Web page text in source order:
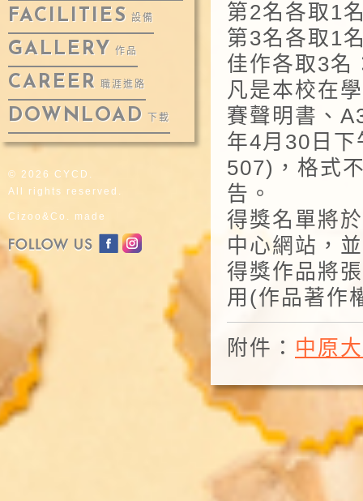
FACILITIES 設備
GALLERY 作品
CAREER 職涯進路
DOWNLOAD 下載
第2名各取1
第3名各取1
佳作各取3名
凡是本校在
賽聲明書、
年4月30日
507)，格式
告。
得獎名單將
中心網站，
得獎作品將
用(作品著作
附件： 中原
© 2026 CYCD.
All rights reserved.
Cizoo&Co. made